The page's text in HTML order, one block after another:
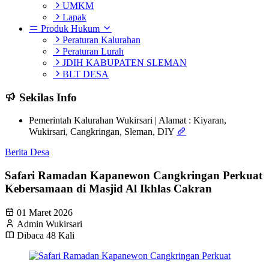
UMKM
Lapak
Produk Hukum
Peraturan Kalurahan
Peraturan Lurah
JDIH KABUPATEN SLEMAN
BLT DESA
Sekilas Info
Pemerintah Kalurahan Wukirsari | Alamat : Kiyaran,
Wukirsari, Cangkringan, Sleman, DIY
Berita Desa
Safari Ramadan Kapanewon Cangkringan Perkuat
Kebersamaan di Masjid Al Ikhlas Cakran
01 Maret 2026
Admin Wukirsari
Dibaca 48 Kali